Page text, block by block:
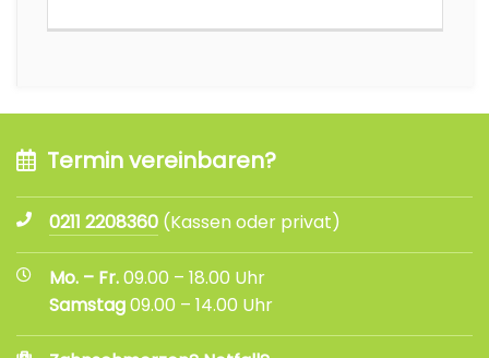
Termin vereinbaren?
0211 2208360 (Kassen oder privat)
Mo. – Fr.09.00 – 18.00 Uhr
Samstag09.00 – 14.00 Uhr